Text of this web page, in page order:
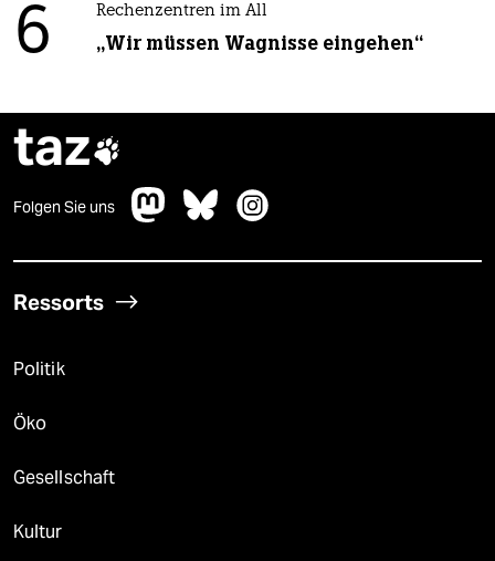
6 Rechenzentren im All
„Wir müssen Wagnisse eingehen“
taz
Folgen Sie uns
Ressorts
Politik
Öko
Gesellschaft
Kultur